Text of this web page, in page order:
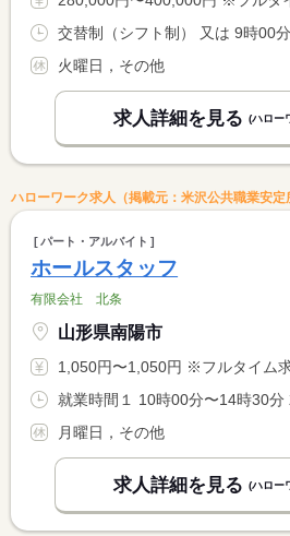
火曜日，その他
求人詳細を見る (ハロー
ハローワーク求人（掲載元：米沢公共職業安定
パート・アルバイト
ホールスタッフ
有限会社 北条
山形県南陽市
1,050円〜1,050円 ※フルタイム求人の場合は月額（換算額）、パ
月曜日，その他
求人詳細を見る (ハロー